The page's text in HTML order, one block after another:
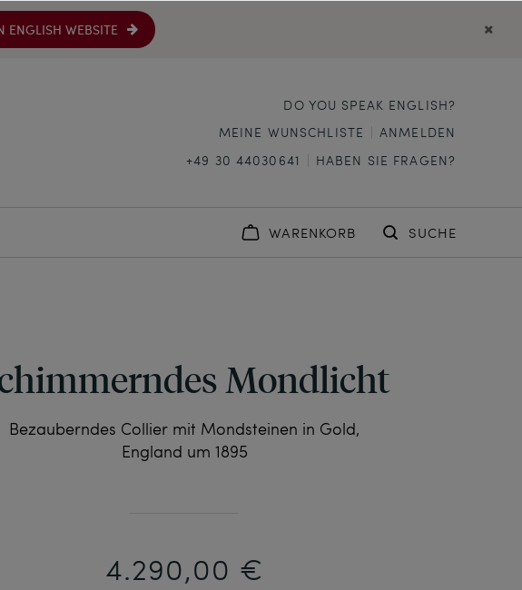
ENGLISH WEBSITE
DO YOU SPEAK ENGLISH?
MEINE WUNSCHLISTE
ANMELDEN
+49 30 44030641
HABEN SIE FRAGEN?
WARENKORB SUCHE
Mondlicht
Bezauberndes Collier mit Mondsteinen in Gold,
England um 1895
4.290,00 €